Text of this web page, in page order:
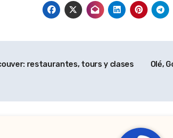
restaurantes, tours y clases
Olé,